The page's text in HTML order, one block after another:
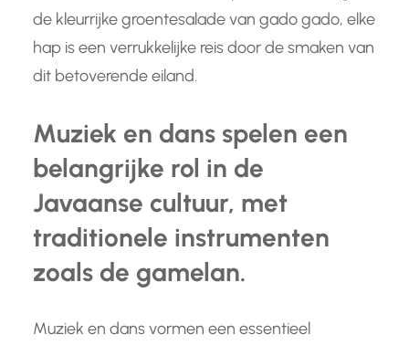
de kleurrijke groentesalade van gado gado, elke
hap is een verrukkelijke reis door de smaken van
dit betoverende eiland.
Muziek en dans spelen een
belangrijke rol in de
Javaanse cultuur, met
traditionele instrumenten
zoals de gamelan.
Muziek en dans vormen een essentieel